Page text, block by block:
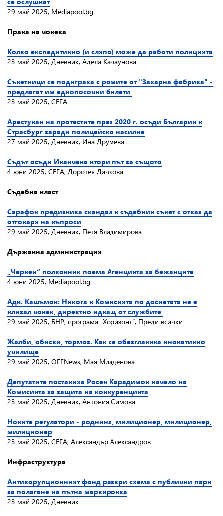
29 май 2025, Mediapool.bg
Права на човека
Колко експедитивно (и сляпо) може да работи полицията
23 май 2025, Дневник, Адела Качаунова
Съветници се подиграха с ромите от "Захарна фабрика" -
предлагат им еднопосочни билети
23 май 2025, СЕГА
Арестуван на протестите през 2020 г. осъди България в
Страсбург заради полицейско насилие
27 май 2025, Дневник, Ина Друмева
Съдът осъди Иванчева втори път за същото
4 юни 2025, СЕГА, Доротея Дачкова
Съдебна власт
Сарафов предизвика скандал в съдебния съвет с отказ да
отговаря на въпроси
29 май 2025, Дневник, Петя Владимирова
Държавна администрация
„Червен“ полковник поема Агенцията за бежанците
4 юни 2025, Mediapool.bg
Адв. Кашъмов: Никога в Комисията по досиетата не е
влизал човек, директно идващ от службите
29 май 2025, БНР, програма „Хоризонт“, Преди всички
Жалби, обиски, тормоз. Как се обезглавява иновативно
училище
29 май 2025, OFFNews, Мая Младенова
Депутатите поставиха Росен Карадимов начело на
Комисията за защита на конкуренцията
23 май 2025, Дневник, Антония Симова
Новите регулатори - роднина, милиционер, милиционер,
милиционер
23 май 2025, СЕГА, Александър Александров
Инфраструктура
Антикорупционният фонд разкри схема с публични пари
за полагане на пътна маркировка
23 май 2025, Дневник